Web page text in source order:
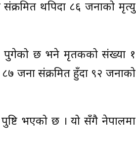
थपिदा ८६ जनाको मृत्यु
पुगेको छ भने मृतकको संख्या १
जना संक्रमित हुँदा ९२ जनाको
भएको छ । यो सँगै नेपालमा